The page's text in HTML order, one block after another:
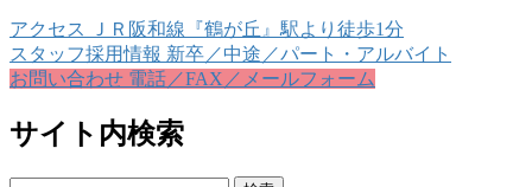
アクセス
ＪＲ阪和線『鶴が丘』駅より徒歩1分
スタッフ採用情報 新卒／中途／パート・アルバイト
お問い合わせ 電話／FAX／メールフォーム
サイト内検索